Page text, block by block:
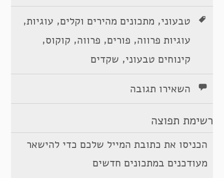
טבעוני, מתכונים מהירים וקלים, עוגיות,
עוגיות פרווה, פורים, פרווה, קוקוס,
קינוחים טבעוני, שקדים
השאירו תגובה
רשימת תפוצה
הכניסו את כתובת המייל שלכם כדי להישאר
מעודכנים במתכונים חדשים